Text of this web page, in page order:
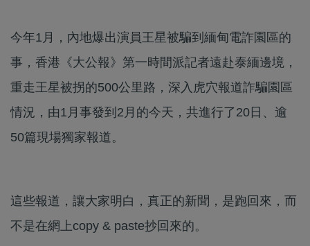
今年1月，內地爆出演員王星被騙到緬甸電詐園區的
事，香港《大公報》第一時間派記者遠赴泰緬邊境，
重走王星被拐的500公里路，深入虎穴報道詐騙園區
情況，由1月事發到2月的今天，共進行了20日、逾
50篇現場獨家報道。
這些報道，讓大家明白，真正的新聞，是跑回來，而
不是在網上copy & paste抄回來的。